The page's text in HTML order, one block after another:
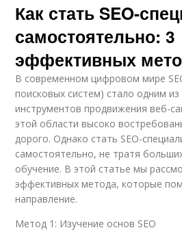
Как стать SEO-
самостоятельно: 3
эффективных
В современном цифровом мире
поисковых систем) стало одним
инструментов продвижения веб-
этой области высоко
дорого. Однако стать SEO-
самостоятельно, не тратя
обучение. В этой статье мы
эффективных метода, которые
направление.
Метод 1: Изучение основ SEO